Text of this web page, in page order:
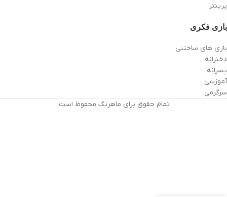
پرینتر
بازی فکری
بازی های ساختنی
دخترانه
پسرانه
آموزشی
سرگرمی
تمام حقوق برای ماهرنگ محفوظ است.